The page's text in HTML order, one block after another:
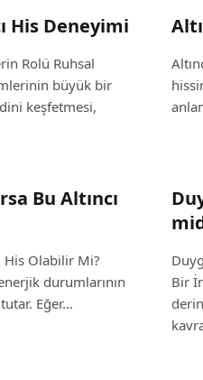
His Deneyimi
Rolü Ruhsal
büyük bir
keşfetmesi,
Bu Altıncı
His Olabilir Mi?
durumlarının
Eğer…
Bir